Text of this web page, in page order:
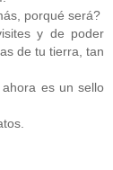
porqué será?
y de poder
de tu tierra, tan
es un sello